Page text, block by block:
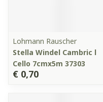
Lohmann Rauscher
Stella Windel Cambric l
Cello 7cmx5m 37303
€ 0,70